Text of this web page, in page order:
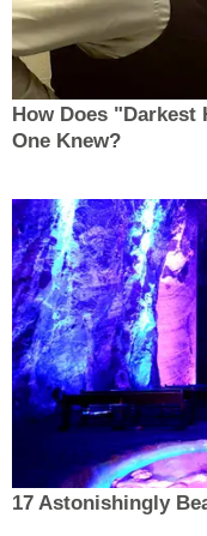
How Does "Darkest
One Knew?
17 Astonishingly